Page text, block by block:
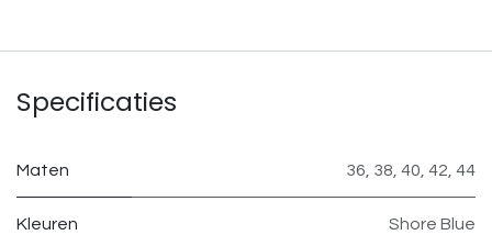
Specificaties
Maten 36 38 40 42 44
Kleuren Shore Blue